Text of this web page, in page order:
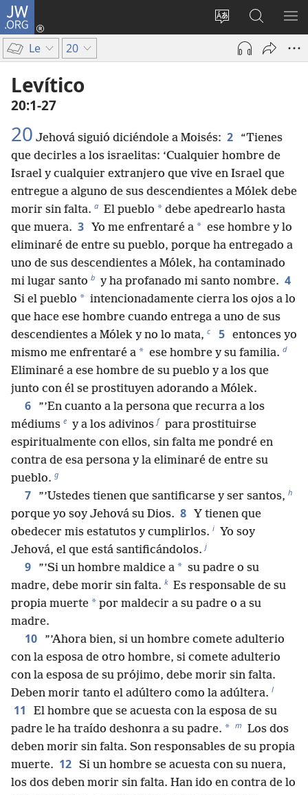
JW.ORG
Cambiar
idioma
del sitio
Iniciar
sesión
en
jw.org
Le 20
Levítico
20:1-27
20 Jehová siguió diciéndole a Moisés: 2
“Tienes
que decirles a los israelitas: ‘Cualquier hombre de
Israel y cualquier extranjero que vive en Israel que
entregue a alguno de sus descendientes a Mólek debe
morir sin falta. a El pueblo * debe apedrearlo hasta
que muera. 3 Yo me enfrentaré a * ese hombre y lo
eliminaré de entre su pueblo, porque ha entregado a
uno de sus descendientes a Mólek, ha contaminado
mi lugar santo b y ha profanado mi santo nombre. 4
Si el pueblo * intencionadamente cierra los ojos a lo
que hace ese hombre cuando entrega a uno de sus
descendientes a Mólek y no lo mata, c 5 entonces yo
mismo me enfrentaré a * ese hombre y su familia. d
Eliminaré a ese hombre de su pueblo y a los que
junto con él se prostituyen adorando a Mólek.
6
”’En cuanto a la persona que recurra a los
médiums e y a los adivinos f para prostituirse
espiritualmente con ellos, sin falta me pondré en
contra de esa persona y la eliminaré de entre su
pueblo. g
7 ”’Ustedes tienen que santificarse y ser santos, h
porque yo soy Jehová su Dios. 8 Y tienen que
obedecer mis estatutos y cumplirlos. i Yo soy
Jehová, el que está santificándolos. j
9 ”’Si un hombre maldice a * su padre o su
madre, debe morir sin falta. k Es responsable de su
propia muerte * por maldecir a su padre o a su
madre.
10
”’Ahora bien, si un hombre comete adulterio
con la esposa de otro hombre, si comete adulterio
con la esposa de su prójimo, debe morir sin falta.
Deben morir tanto el adúltero como la adúltera. l
11
El hombre que se acuesta con la esposa de su
padre le ha traído deshonra a su padre. * m Los dos
deben morir sin falta. Son responsables de su propia
muerte. 12 Si un hombre se acuesta con su nuera,
los dos deben morir sin falta. Han ido en contra de lo